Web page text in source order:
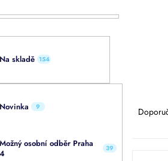
Na skladě 154
Novinka 9
Možný osobní odběr Praha
4
39